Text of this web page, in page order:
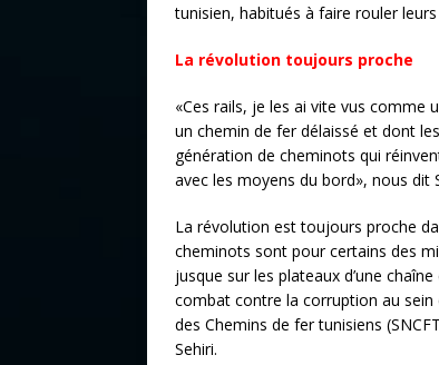
tunisien, habitués à faire rouler
La révolution toujours proche
«Ces rails, je les ai vite vus comme
un chemin de fer délaissé et dont
génération de cheminots qui
avec les moyens du bord», nous dit
La révolution est toujours proche
cheminots sont pour certains des
jusque sur les plateaux d’une
combat contre la corruption au
des Chemins de fer tunisiens
Sehiri.